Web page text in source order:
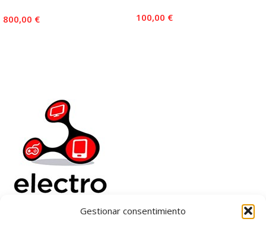
Gestionar consentimiento
800,00 €
100,00 €